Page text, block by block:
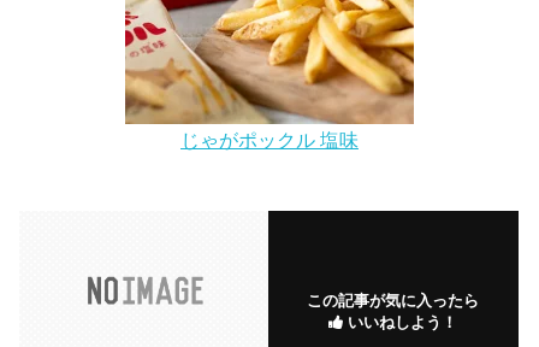
じゃがポックル 塩味
この記事が気に入ったら
いいねしよう！